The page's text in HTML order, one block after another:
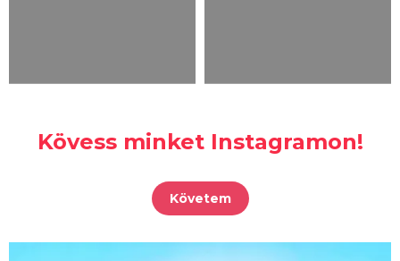
Kövess minket Instagramon!
Követem